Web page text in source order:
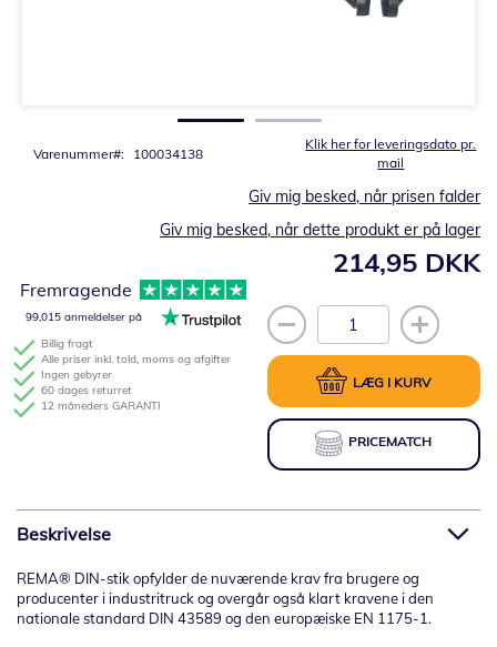
Klik her for leveringsdato pr.
mail
Varenummer 100034138
214,95 DKK
Giv mig besked, når prisen falder
Giv mig besked, når dette produkt er på lager
LÆG I KURV
PRICEMATCH
Billig fragt
Alle priser inkl. told, moms og afgifter
Ingen gebyrer
60 dages returret
12 måneders GARANTI
Fremragende
99,015 anmeldelser på
Beskrivelse
REMA® DIN-stik opfylder de nuværende krav fra brugere og
producenter i industritruck og overgår også klart kravene i den
nationale standard DIN 43589 og den europæiske EN 1175-1.